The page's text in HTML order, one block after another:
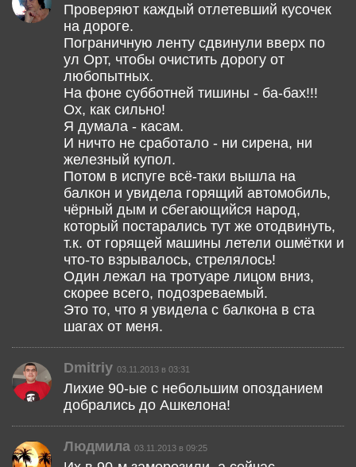
Проверяют каждый отлетевший кусочек
на дороге.
Пограничную ленту сдвинули вверх по
ул Орт, чтобы очистить дорогу от
любопытных.
На фоне субботней тишины - ба-бах!!!
Ох, как сильно!
Я думала - касам.
И ничто не сработало - ни сирена, ни
железный купол.
Потом в испуге всё-таки вышла на
балкон и увидела горящий автомобиль,
чёрный дым и сбегающийся народ,
который постарались тут же отодвинуть,
т.к. от горящей машины летели ошмётки и
что-то взрывалось, стрелялось!
Один лежал на тротуаре лицом вниз,
скорее всего, подозреваемый.
Это то, что я увидела с балкона в ста
шагах от меня.
Dmitriy 03.11.2013 в 03:31
Лихие 90-ые с небольшим опозданием
добрались до Ашкелона!
Людмила 03.11.2013 в 09:25